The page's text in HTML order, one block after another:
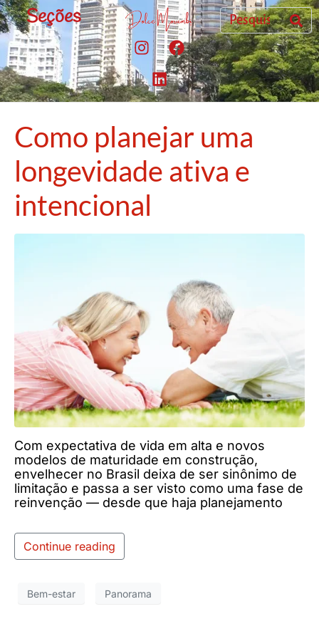
Seções
Como planejar uma
longevidade ativa e
intencional
Com expectativa de vida em alta e novos
modelos de maturidade em construção,
envelhecer no Brasil deixa de ser sinônimo de
limitação e passa a ser visto como uma fase de
reinvenção — desde que haja planejamento
Continue reading
Bem-estar Panorama